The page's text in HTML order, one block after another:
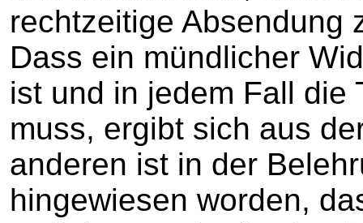
rechtzeitige Absendung
Dass ein mündlicher
ist und in jedem Fall die
muss, ergibt sich aus
anderen ist in der
hingewiesen worden,